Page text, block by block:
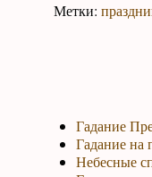
Метки:
Гадание
Гадание на
Небесные